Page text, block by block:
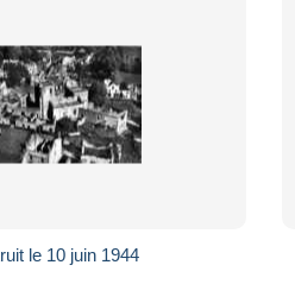
le 10 juin 1944